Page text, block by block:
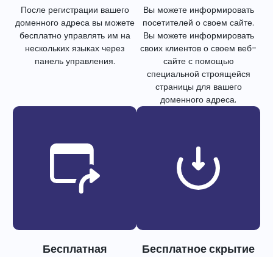
После регистрации вашего
доменного адреса вы можете
бесплатно управлять им на
нескольких языках через
панель управления.
Вы можете информировать
посетителей о своем сайте.
Вы можете информировать
своих клиентов о своем веб-
сайте с помощью
специальной строящейся
страницы для вашего
доменного адреса.
Бесплатная
Бесплатное скрытие